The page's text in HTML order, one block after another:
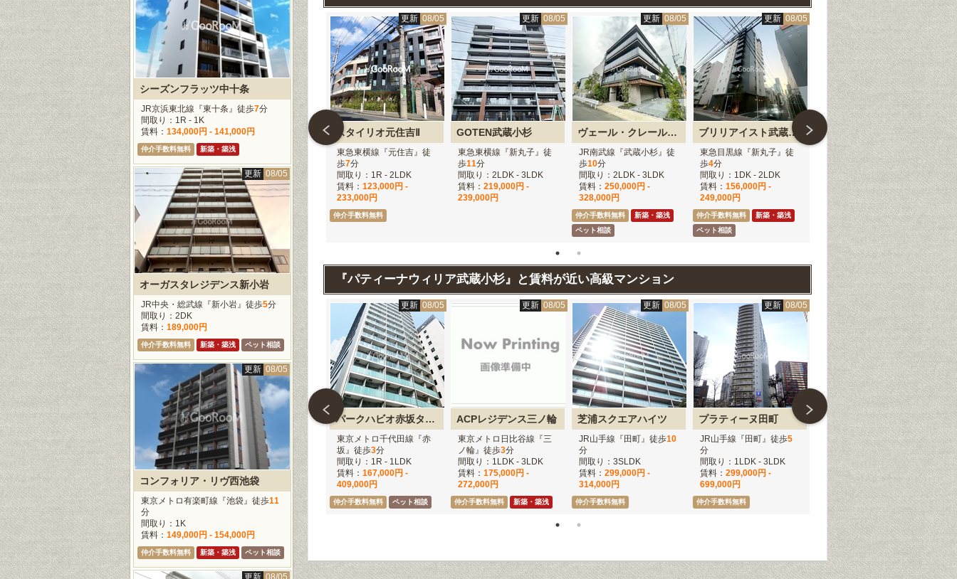
更新 08/04
ザ・プレシャス武蔵小杉
線『新丸子』徒
1K
105,000円
更新 08/04
ハイズ武蔵小杉
JR南武線『武蔵小杉』徒
歩 9分
間取り：1K
賃料：123,000円
ペット相談
08/03
レジディア武蔵小杉
東急東横線『元住吉』徒
歩0分
間取り：1R - 2LDK
賃料：124,000円 -
267,000円
仲介手数料無料
更新 08/05
スタイリオ元住吉Ⅱ
東急東横線『元住吉』徒
歩7分
間取り：1R - 2LDK
賃料： 123,000円 -
233,000円
仲介手数料無料
更新 08/05
GOTEN武蔵小杉
東急東横線『新丸子』徒
歩11分
間取り：2LDK - 3LDK
賃料： 219,000円 -
239,000円
更新 08/05
ヴェール・クレール武蔵小杉
JR南武線『武蔵小杉』徒
歩10分
間取り：2LDK - 3LDK
賃料： 250,000円 -
328,000円
仲介手数料無料
新築・築浅
ペット相談
更新 08/05
ブリリアイスト武蔵小杉
東急目黒線『新丸子』徒
歩4分
間取り：1DK - 2LDK
賃料： 156,000円 -
249,000円
仲介手数料無料
新築・築浅
ペット相談
更新 08/04
プラウドフラット武蔵小杉
東急東横線『武蔵小杉』
徒歩3 分
間取り：1K
賃料： 127,000円
東
歩 3
間
賃
『パティーナウィリア武蔵小杉』と賃料が近い高級マンション
更新 08/05
ライオンズマンション乃木坂
ロ千代田線『乃
歩
3分
1DK
163,000円
更新 08/05
小石川シティハイツ
東京メトロ南北線『後楽
園』徒歩
分
間取り：1LDK - 2LDK
賃料： 234,000円 -
334,000円
仲介手数料無料 ペット相談
更新 08/05
プライムアーバン麻布十番
東京メトロ南北線『麻布
十番』徒歩
分
間取り：1K
賃料：152,000円
仲介手数料無料
更新 08/05
パークハビオ赤坂タワー
東京メトロ千代田線『赤
坂』徒歩3分
間取り：1R - 1LDK
賃料： 167,000円 -
409,000円
仲介手数料無料 ペット相談
更新 08/05
ACPレジデンス三ノ輪
東京メトロ日比谷線『三
ノ輪』徒歩3分
間取り：1LDK - 3LDK
賃料： 175,000円 -
272,000円
仲介手数料無料 新築・築浅
更新 08/05
芝浦スクエアハイツ
JR山手線『田町』徒歩10
分
間取り：3SLDK
賃料： 299,000円 -
314,000円
仲介手数料無料
更新 08/05
プラティーヌ田町
JR山手線『田町』徒歩5
分
間取り：1LDK - 3LDK
賃料： 299,000円 -
699,000円
仲介手数料無料
更新 08/05
レジディア芝浦
JR山手線『田町』徒歩12
分
間取り：2LDK - 3DK
賃料：235,000円 -
296,000円
仲介手数料無料
東
木
間
賃
シーズンフラッツ中十条
JR京浜東北線『東十条』徒歩7分
間取り：1R - 1K
賃料： 134,000円 - 141,000円
仲介手数料無料 新築・築浅
更新 08/05
オーガスタレジデンス新小岩
JR中央・総武線『新小岩』徒歩5分
間取り：2DK
賃料： 189,000円
仲介手数料無料 新築・築浅 ペット相談
更新 08/05
コンフォリア・リヴ西池袋
東京メトロ有楽町線『池袋』徒歩11
分
間取り：1K
賃料： 149,000円 - 154,000円
仲介手数料無料 新築・築浅 ペット相談
更新 08/05